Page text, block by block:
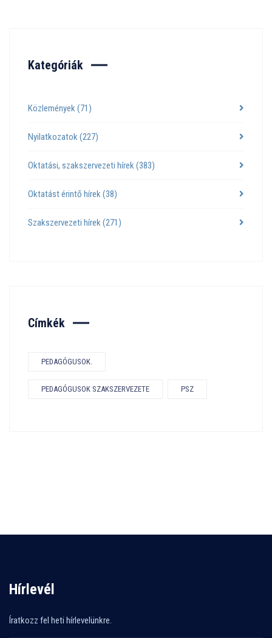
Kategóriák
Közlemények (71)
Nyilatkozatok (227)
Oktatási, szakszervezeti hírek (383)
Oktatást érintő hírek (38)
Szakszervezeti hírek (271)
Címkék
PEDAGÓGUSOK.
PEDAGÓGUSOK SZAKSZERVEZETE PSZ
Hírlevél
Íratkozz fel heti hírlevelünkre.